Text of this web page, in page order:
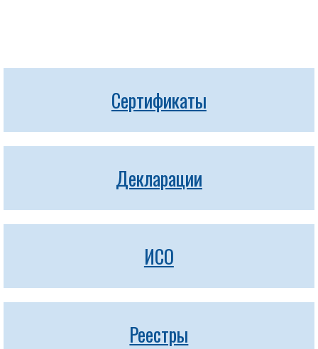
Сертификаты
Декларации
ИСО
Реестры